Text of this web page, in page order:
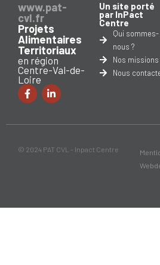
www.pat-
cvl.fr
Projets
Alimentaires
Territoriaux
en région
Centre-Val-de-
Loire
Un site porté
par InPact
Centre
Qui sommes-
nous ?
Nos missions
Nous
© 2024 PAT CVL - Inpact Centre